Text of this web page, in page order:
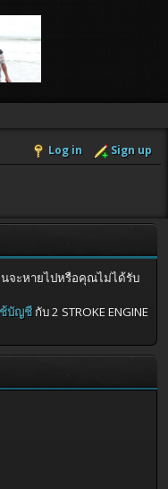
Log in Sign up
จะหายไปหรือคุณไม่ได้รับ
บัญชีกับ 2 STROKE ENGINE